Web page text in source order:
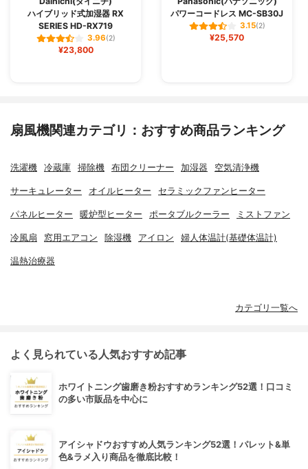
ハイブリッド式加湿器 RX
SERIES HD-RX719
3.96(2)
¥23,800
パワーコードレス MC-SB30J
3.15(2)
¥25,570
扇風機関連カテゴリ：おすすめ商品ランキング
洗濯機 冷蔵庫 掃除機 布団クリーナー 加湿器 空気清浄機
サーキュレーター オイルヒーター セラミックファンヒーター
パネルヒーター 暖炉型ヒーター ポータブルクーラー ミストファン
冷風扇 窓用エアコン 除湿機 アイロン 婦人体温計(基礎体温計)
温熱治療器
カテゴリ一覧へ
よく見られている人気おすすめ記事
ホワイトニング歯磨き粉おすすめランキング52選！口コミ
の多い市販品を中心に
アイシャドウおすすめ人気ランキング52選！パレット&単
色&ラメ入り商品を徹底比較！